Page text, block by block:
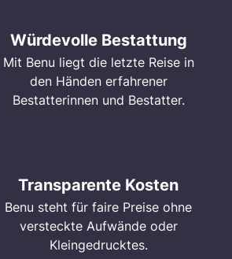
Würdevolle Bestattung
Mit Benu liegt die letzte Reise in
den Händen erfahrener
Bestatterinnen und Bestatter.
Transparente Kosten
Benu steht für faire Preise ohne
versteckte Aufwände oder
Kleingedrucktes.